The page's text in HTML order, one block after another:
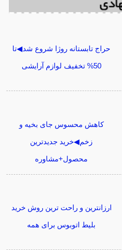
حراج تابستانه روژا شروع شد◀تا
50% تخفیف لوازم آرایشی
کاهش محسوس جای بخیه و
زخم◀خرید جدیدترین
محصول+مشاوره
ارزانترین و راحت ترین روش خرید
بلیط اتوبوس برای همه